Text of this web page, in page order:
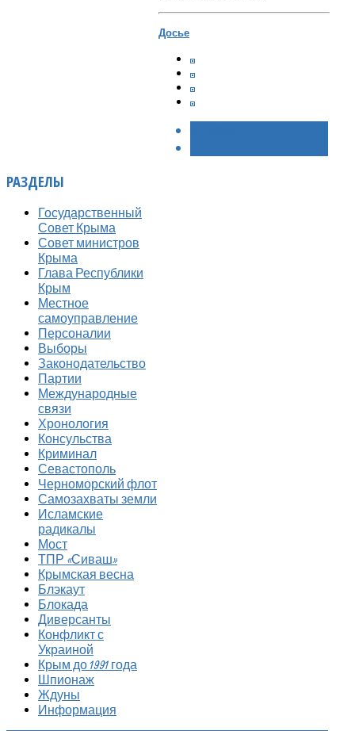
Досье
РАЗДЕЛЫ
Государственный
Совет Крыма
Совет министров
Крыма
Глава Республики
Крым
Местное
самоуправление
Персоналии
Выборы
Законодательство
Партии
Международные
связи
Хронология
Консульства
Криминал
Севастополь
Черноморский флот
Самозахваты земли
Исламские
радикалы
Мост
ТПР «Сиваш»
Крымская весна
Блэкаут
Блокада
Диверсанты
Конфликт с
Украиной
Крым до 1991 года
Шпионаж
Ждуны
Информация